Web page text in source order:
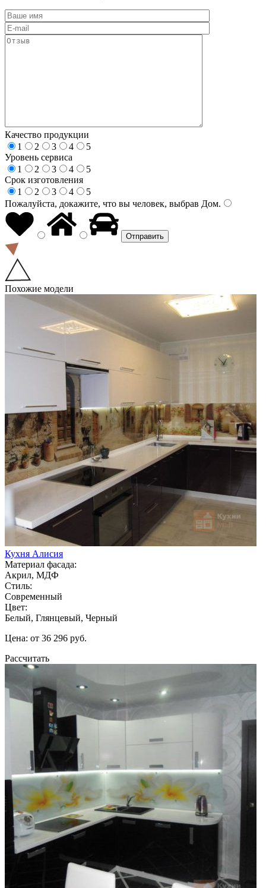
Качество продукции
1
2 3 4
5
Уровень сервиса
1
2 3 4
5
Срок изготовления
1
2 3 4
5
Пожалуйста, докажите, что вы человек, выбрав Дом.
Похожие модели
Кухня Алисия
Материал фасада:
Акрил, МДФ
Стиль:
Современный
Цвет:
Белый, Глянцевый, Черный
Цена: от 36 296 руб.
Рассчитать